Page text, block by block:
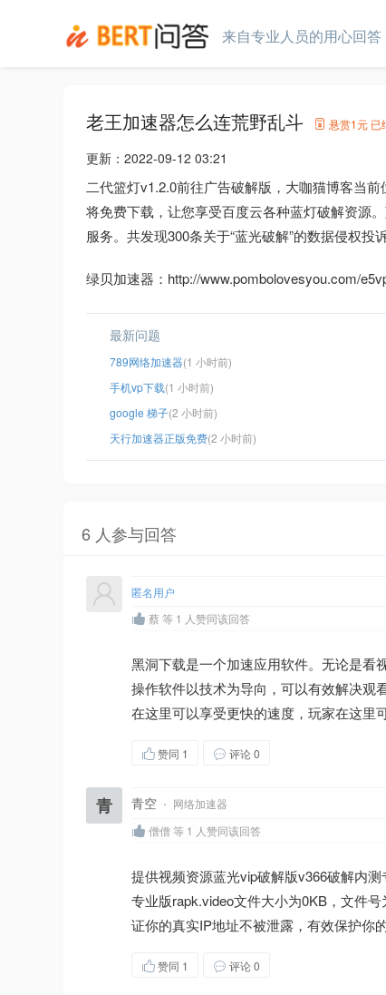
来自专业人员的用心回答
老王加速器怎么连荒野乱斗 悬赏1元 已
更新： 2022-09-12 03:21
二代篮灯v1.2.0前往广告破解版，大咖猫博客当
将免费下载，让您享受百度云各种蓝灯破解资源
服务。共发现300条关于“蓝光破解”的数据侵权投诉
绿贝加速器：http://www.pombolovesyou.com/
最新问题
789网络加速器(1 小时前)
手机vp下载(1 小时前)
google 梯子(2 小时前)
天行加速器正版免费(2 小时前)
6 人参与回答
匿名用户
蔡 等 1 人赞同该回答
黑洞下载是一个加速应用软件。无论是看
操作软件以技术为导向，可以有效解决观
在这里可以享受更快的速度，玩家在这里
赞同 1 评论 0
青 青空 · 网络加速器
僧僧 等 1 人赞同该回答
提供视频资源蓝光vip破解版v366破解内
专业版rapk.video文件大小为0KB，文件
证你的真实IP地址不被泄露，有效保护你
赞同 1 评论 0